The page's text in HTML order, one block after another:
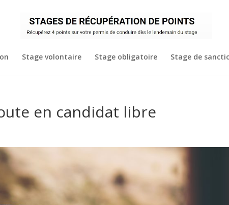
Stage volontaire Stage obligatoire Stage de
en candidat libre